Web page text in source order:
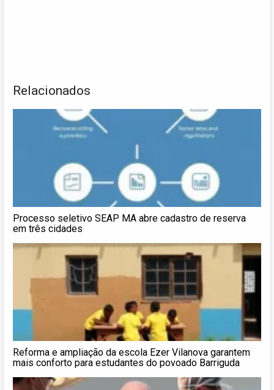
Relacionados
Processo seletivo SEAP MA abre cadastro de reserva
em três cidades
Reforma e ampliação da escola Ezer Vilanova garantem
mais conforto para estudantes do povoado Barriguda